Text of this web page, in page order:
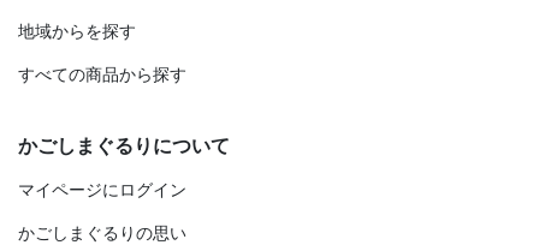
地域からを探す
すべての商品から探す
かごしまぐるりについて
マイページにログイン
かごしまぐるりの思い